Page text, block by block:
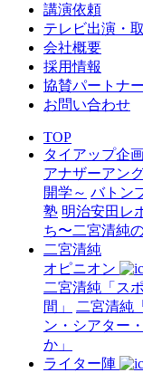
講演依頼
テレビ出演・
会社概要
採用情報
協賛パートナー
お問い合わせ
TOP
タイアップ企
アナザーアン
開学～ バトン
塾 明治安田レ
ち〜二宮清純
二宮清純
オピニオン
二宮清純「ス
間」
二宮清純
ン・シアター
か」
ライター陣